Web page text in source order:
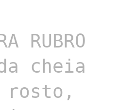
RUBRO
cheia
rosto,